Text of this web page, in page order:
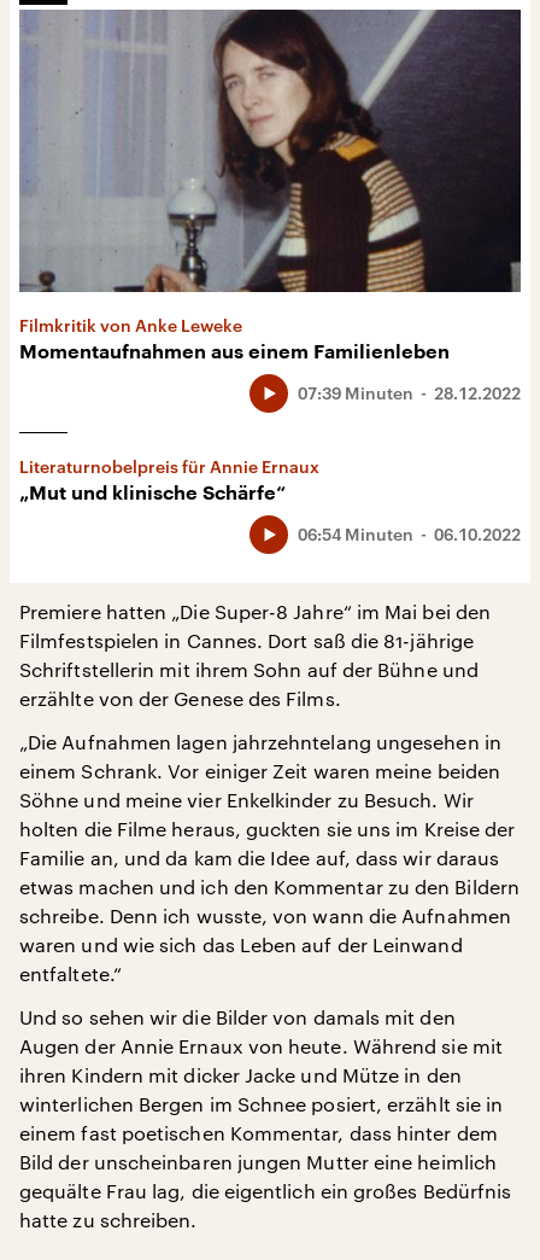
Filmkritik von Anke Leweke
Momentaufnahmen aus einem Familienleben
28.12.2022
07:39 Minuten
Literaturnobelpreis für Annie Ernaux
„Mut und klinische Schärfe“
06.10.2022
06:54 Minuten
Premiere hatten „Die Super-8 Jahre“ im Mai bei den
Filmfestspielen in Cannes. Dort saß die 81-jährige
Schriftstellerin mit ihrem Sohn auf der Bühne und
erzählte von der Genese des Films.
„Die Aufnahmen lagen jahrzehntelang ungesehen in
einem Schrank. Vor einiger Zeit waren meine beiden
Söhne und meine vier Enkelkinder zu Besuch. Wir
holten die Filme heraus, guckten sie uns im Kreise der
Familie an, und da kam die Idee auf, dass wir daraus
etwas machen und ich den Kommentar zu den Bildern
schreibe. Denn ich wusste, von wann die Aufnahmen
waren und wie sich das Leben auf der Leinwand
entfaltete.“
Und so sehen wir die Bilder von damals mit den
Augen der Annie Ernaux von heute. Während sie mit
ihren Kindern mit dicker Jacke und Mütze in den
winterlichen Bergen im Schnee posiert, erzählt sie in
einem fast poetischen Kommentar, dass hinter dem
Bild der unscheinbaren jungen Mutter eine heimlich
gequälte Frau lag, die eigentlich ein großes Bedürfnis
hatte zu schreiben.